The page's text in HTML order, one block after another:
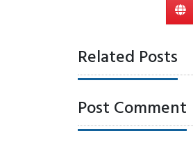
Related Posts
Post Comment